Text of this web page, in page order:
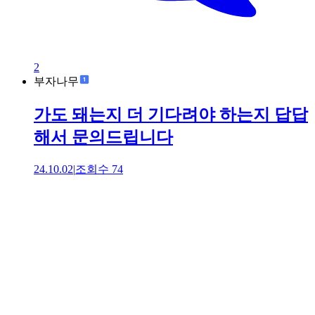
2
부자나무
가도 돼는지 더 기다려야 하는지 답답
해서 문의드립니다
24.10.02|조회수 74